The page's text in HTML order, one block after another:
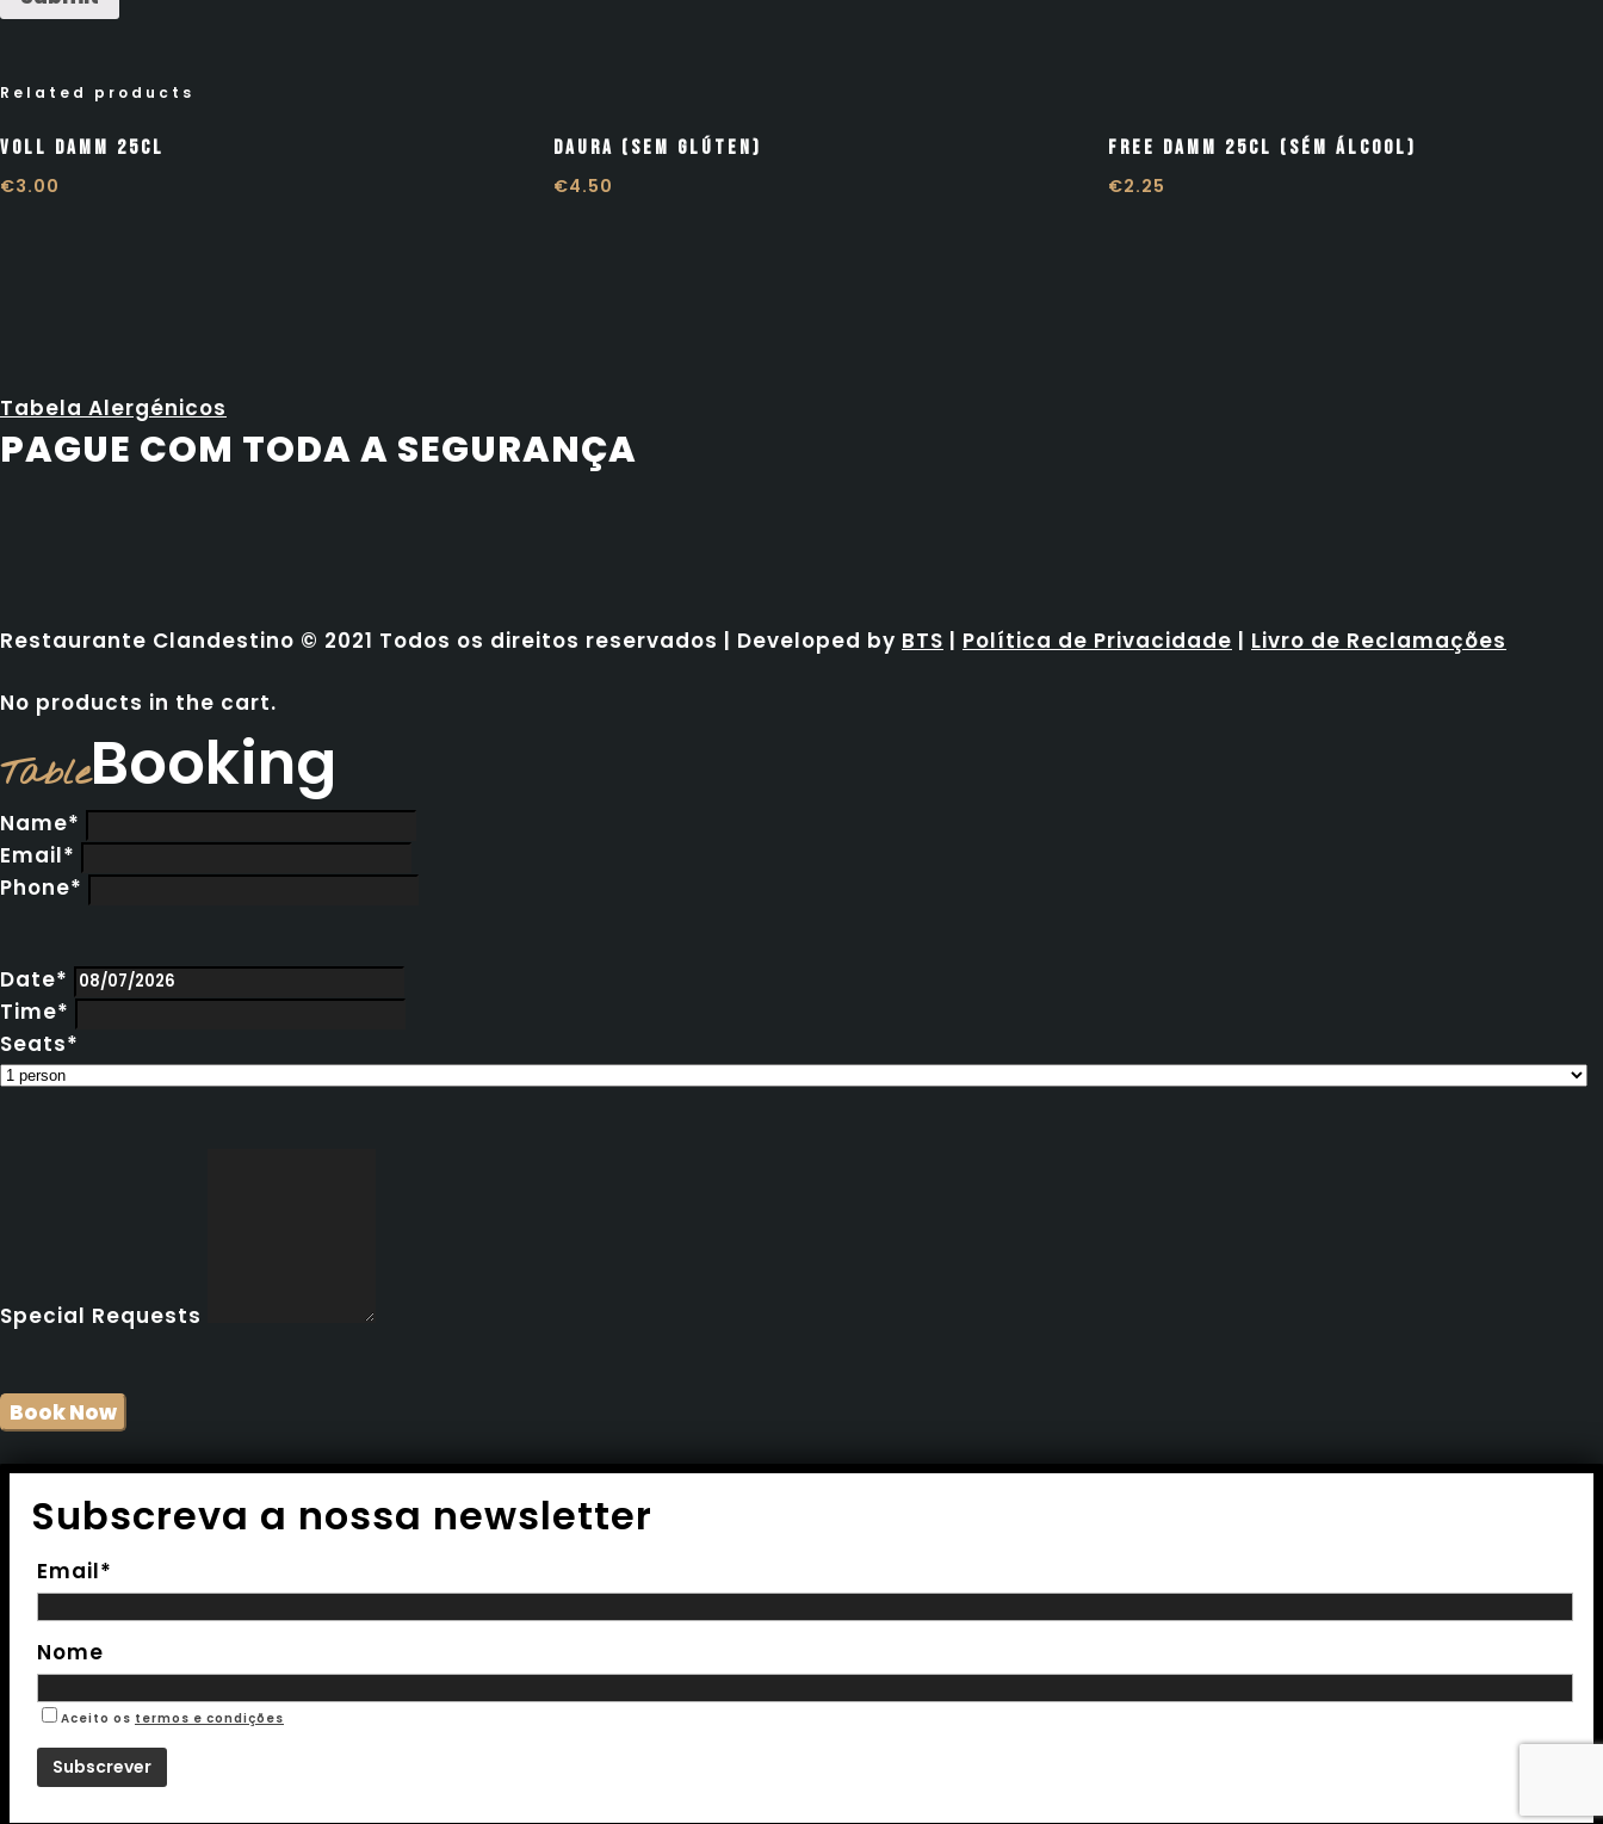
Related products
Voll Damm 25cl
€3.00
Daura (Sem Glúten)
€4.50
Free Damm 25cl (Sém Álcool)
€2.25
Tabela Alergénicos
PAGUE COM TODA A SEGURANÇA
Restaurante Clandestino © 2021 Todos os direitos reservados | Developed by BTS | Política de Privacidade | Livro de Reclamações
No products in the cart.
TableBooking
Name*
Email*
Phone*
Date*
Time*
Seats*
Special Requests
Subscreva a nossa newsletter
Email*
Nome
Aceito os termos e condições